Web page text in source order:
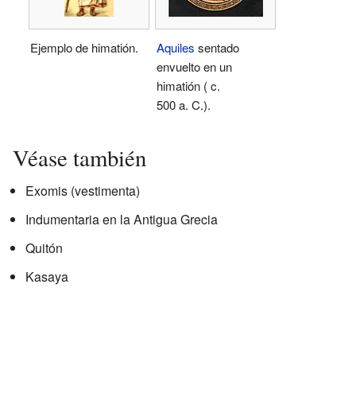
Ejemplo de himatión. Aquiles sentado
envuelto en un
himatión ( c.
500 a. C.).
Véase también
Exomis (vestimenta)
Indumentaria en la Antigua Grecia
Quitón
Kasaya